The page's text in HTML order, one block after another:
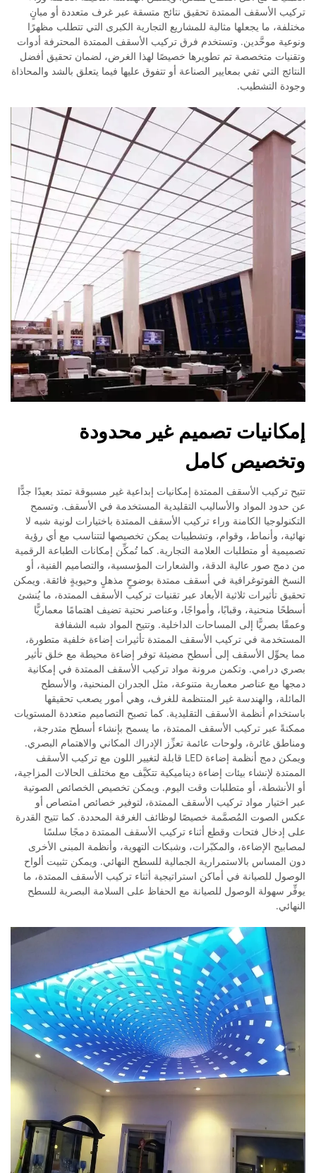
تركيب الأسقف الممتدة تحقيق نتائج متسقة عبر غرف متعددة أو مبانٍ
مختلفة، ما يجعلها مثالية للمشاريع التجارية الكبرى التي تتطلب مظهرًا
ونوعية موحَّدين. وتستخدم فرق تركيب الأسقف الممتدة المحترفة أدوات
وتقنيات متخصصة تم تطويرها خصيصًا لهذا الغرض، لضمان تحقيق أفضل
النتائج التي تفي بمعايير الصناعة أو تتفوق عليها فيما يتعلق بالشد والمحاذاة
وجودة التشطيب.
إمكانيات تصميم غير محدودة
وتخصيص كامل
تتيح تركيب الأسقف الممتدة إمكانيات إبداعية غير مسبوقة تمتد بعيدًا جدًّا
عن حدود المواد والأساليب التقليدية المستخدمة في الأسقف. وتسمح
التكنولوجيا الكامنة وراء تركيب الأسقف الممتدة باختيارات لونية شبه لا
نهائية، وأنماط، وقوام، وتشطيبات يمكن تخصيصها لتتناسب مع أي رؤية
تصميمية أو متطلبات العلامة التجارية. كما تُمكِّن إمكانات الطباعة الرقمية
من دمج صور عالية الدقة، والشعارات المؤسسية، والتصاميم الفنية، أو
النسخ الفوتوغرافية في أسقف ممتدة بوضوحٍ مذهلٍ وحيويةٍ فائقة. ويمكن
تحقيق تأثيرات ثلاثية الأبعاد عبر تقنيات تركيب الأسقف الممتدة، ما يُنشئ
أسطحًا منحنية، وقبابًا، وأمواجًا، وعناصر نحتية تضيف اهتمامًا معماريًّا
وعمقًا بصريًّا إلى المساحات الداخلية. وتتيح المواد شبه الشفافة
المستخدمة في تركيب الأسقف الممتدة تأثيرات إضاءة خلفية متطورة،
مما يحوِّل الأسقف إلى أسطح مضيئة توفر إضاءة محيطة مع خلق تأثير
بصري درامي. وتكمن مرونة مواد تركيب الأسقف الممتدة في إمكانية
دمجها مع عناصر معمارية متنوعة، مثل الجدران المنحنية، والأسطح
المائلة، والهندسة غير المنتظمة للغرف، وهي أمور يصعب تحقيقها
باستخدام أنظمة الأسقف التقليدية. كما تصبح التصاميم متعددة المستويات
ممكنةً عبر تركيب الأسقف الممتدة، ما يسمح بإنشاء أسطح متدرجة،
ومناطق غائرة، ولوحات عائمة تعزِّز الإدراك المكاني والاهتمام البصري.
ويمكن دمج أنظمة إضاءة LED قابلة لتغيير اللون مع تركيب الأسقف
الممتدة لإنشاء بيئات إضاءة ديناميكية تتكيَّف مع مختلف الحالات المزاجية،
أو الأنشطة، أو متطلبات وقت اليوم. ويمكن تخصيص الخصائص الصوتية
عبر اختيار مواد تركيب الأسقف الممتدة، لتوفير خصائص امتصاص أو
عكس الصوت المُصمَّمة خصيصًا لوظائف الغرفة المحددة. كما تتيح القدرة
على إدخال فتحات وقطع أثناء تركيب الأسقف الممتدة دمجًا سلسًا
لمصابيح الإضاءة، والمكبّرات، وشبكات التهوية، وأنظمة المبنى الأخرى
دون المساس بالاستمرارية الجمالية للسطح النهائي. ويمكن تثبيت ألواح
الوصول للصيانة في أماكن استراتيجية أثناء تركيب الأسقف الممتدة، ما
يوفِّر سهولة الوصول للصيانة مع الحفاظ على السلامة البصرية للسطح
النهائي.